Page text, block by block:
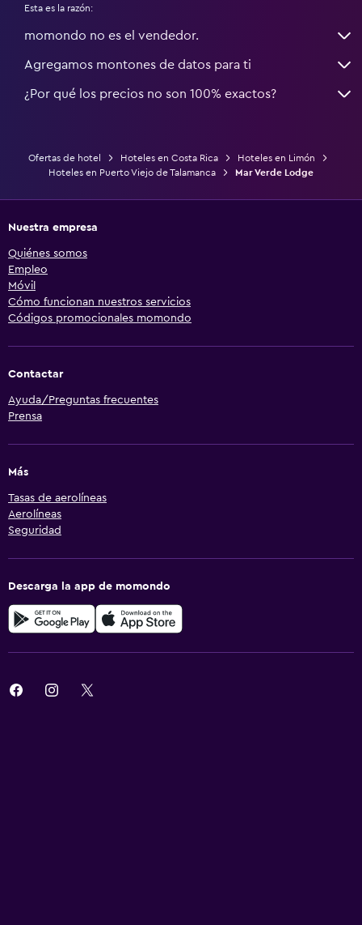
Esta es la razón:
momondo no es el vendedor.
Agregamos montones de datos para ti
¿Por qué los precios no son 100% exactos?
Ofertas de hotel Hoteles en Costa Rica
Hoteles en Limón
Hoteles en Puerto Viejo de Talamanca
Mar Verde Lodge
Nuestra empresa
Quiénes somos
Empleo
Móvil
Cómo funcionan nuestros servicios
Códigos promocionales momondo
Contactar
Ayuda/Preguntas frecuentes
Prensa
Más
Tasas de aerolíneas
Aerolíneas
Seguridad
Descarga la app de momondo